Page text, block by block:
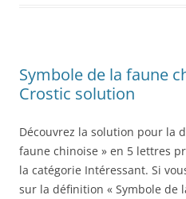
Symbole de la faune
Crostic solution
Découvrez la solution pour la
faune chinoise » en 5 lettres
la catégorie Intéressant. Si
sur la définition « Symbole de